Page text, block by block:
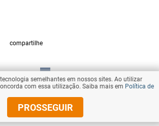
compartilhe
VOLTAR AO TOPO
Associados
semelhantes em nossos sites. Ao utilizar
com essa utilização. Saiba mais em Política de
PROSSEGUIR